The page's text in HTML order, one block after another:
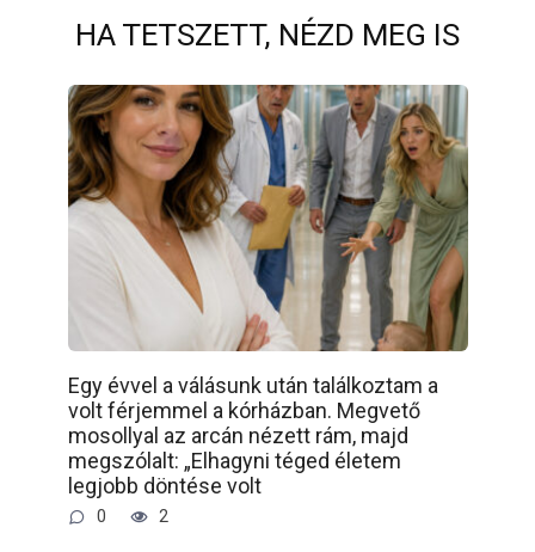
HA TETSZETT, NÉZD MEG IS
Egy évvel a válásunk után találkoztam a
volt férjemmel a kórházban. Megvető
mosollyal az arcán nézett rám, majd
megszólalt: „Elhagyni téged életem
legjobb döntése volt
0 2